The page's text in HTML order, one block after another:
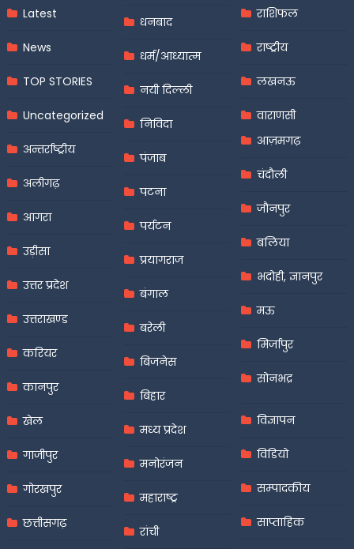
Latest
News
TOP STORIES
Uncategorized
अन्तर्राष्ट्रीय
अलीगढ़
आगरा
उड़ीसा
उत्तर प्रदेश
उत्तराखण्ड
करियर
कानपुर
खेल
गाजीपुर
गोरखपुर
छत्तीसगढ़
धनबाद
धर्म/आध्यात्म
नयी दिल्ली
निविदा
पंजाब
पटना
पर्यटन
प्रयागराज
बंगाल
बरेली
बिजनेस
बिहार
मध्य प्रदेश
मनोरंजन
महाराष्ट्र
रांची
राशिफल
राष्ट्रीय
लखनऊ
वाराणसी
आज़मगढ़
चंदौली
जौनपुर
बलिया
भदोही, ज्ञानपुर
मऊ
मिर्जापुर
सोनभद्र
विज्ञापन
विडियो
सम्पादकीय
साप्ताहिक